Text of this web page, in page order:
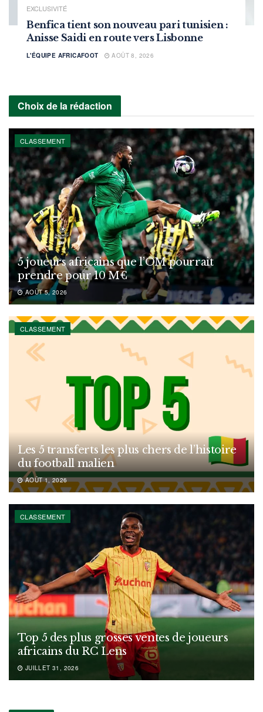
EXCLUSIVITÉ
Benfica tient son nouveau pari tunisien :
Anisse Saidi en route vers Lisbonne
L'ÉQUIPE AFRICAFOOT AOÛT 8, 2026
Choix de la rédaction
CLASSEMENT
5 joueurs africains que l’OM pourrait
prendre pour 10 M€
AOÛT 5, 2026
CLASSEMENT
Les 5 transferts les plus chers de l’histoire
du football malien
AOÛT 1, 2026
CLASSEMENT
Top 5 des plus grosses ventes de joueurs
africains du RC Lens
JUILLET 31, 2026